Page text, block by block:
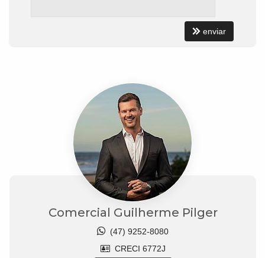
enviar
Comercial Guilherme Pilger
(47) 9252-8080
CRECI 6772J